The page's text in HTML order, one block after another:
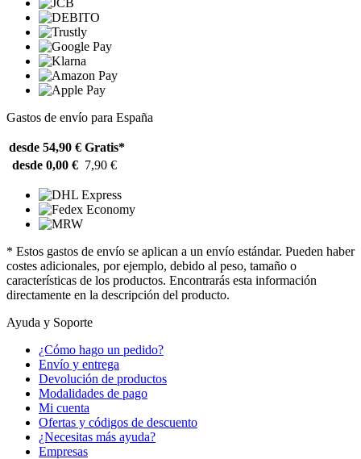
Gastos de envío para España
desde 54,90 € Gratis*
desde 0,00 € 7,90 €
* Estos gastos de envío se aplican a un envío estándar. Pueden haber
costes adicionales, por ejemplo, debido al peso, tamaño o
características de los productos. Encontrarás esta información
directamente en la descripción del producto.
Ayuda y Soporte
¿Cómo hago un pedido?
Envío y entrega
Devolución de productos
Modalidades de pago
Mi cuenta
Ofertas y códigos de descuento
¿Necesitas más ayuda?
Empresas